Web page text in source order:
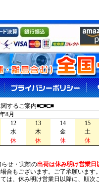
するご案内■□■□■
8月
12 13 14 15
水 木 金 土
休 休 休 休
らせ・実際の出荷は休み明け営業日
もございます。ご了承願います。
、休み明け営業日以降に、順次